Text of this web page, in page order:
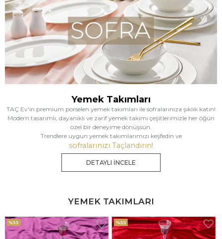
Yemek Takımları
TAÇ Ev'in premium porselen yemek takımları ile sofralarınıza şıklık katın!
Modern tasarımlı, dayanıklı ve zarif yemek takımı çeşitlerimizle her öğün
özel bir deneyime dönüşsün.
Trendlere uygun yemek takımlarımızı keşfedin ve
sofralarınızı Taçlandırın!
DETAYLI İNCELE
YEMEK TAKIMLARI
%33 %25